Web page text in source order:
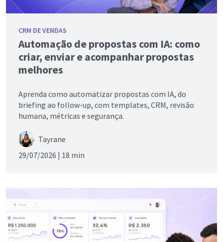
CRM DE VENDAS
Automação de propostas com IA: como
criar, enviar e acompanhar propostas
melhores
Aprenda como automatizar propostas com IA, do
briefing ao follow-up, com templates, CRM, revisão
humana, métricas e segurança.
Tayrane
29/07/2026 | 18 min